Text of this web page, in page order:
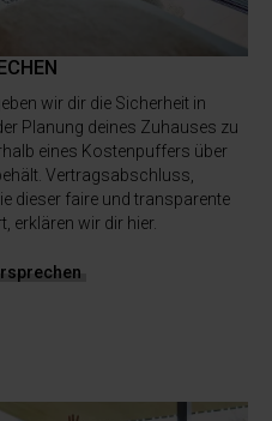
wir dir die Sicherheit in
Planung deines Zuhauses zu
eines Kostenpuffers über
Vertragsabschluss,
dieser faire und transparente
erklären wir dir hier.